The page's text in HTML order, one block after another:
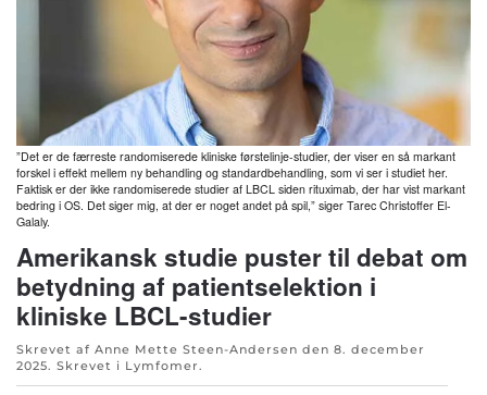
”Det er de færreste randomiserede kliniske førstelinje-studier, der viser en så markant
forskel i effekt mellem ny behandling og standardbehandling, som vi ser i studiet her.
Faktisk er der ikke randomiserede studier af LBCL siden rituximab, der har vist markant
bedring i OS. Det siger mig, at der er noget andet på spil,” siger Tarec Christoffer El-
Galaly.
Amerikansk studie puster til debat om
betydning af patientselektion i
kliniske LBCL-studier
Skrevet af Anne Mette Steen-Andersen den 8. december
2025. Skrevet i Lymfomer.